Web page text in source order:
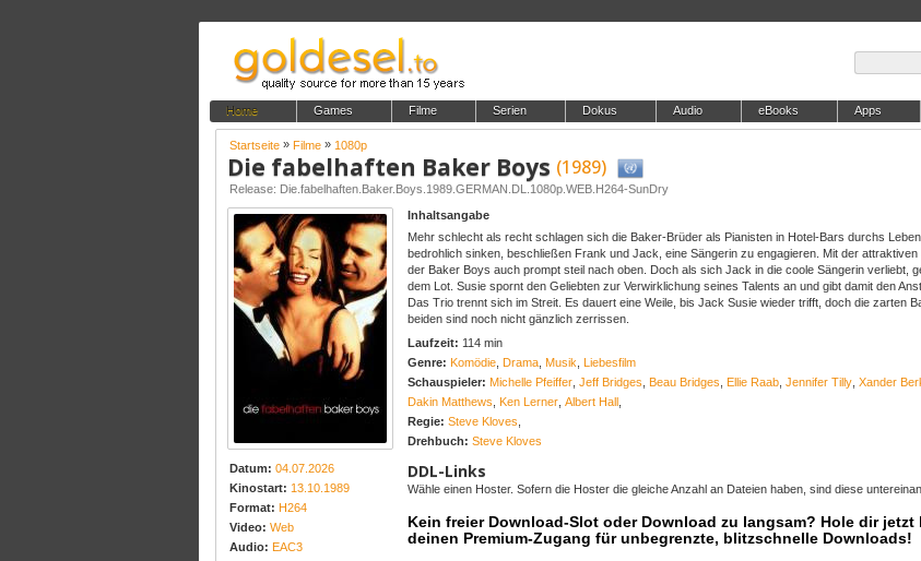
Home Games Filme Serien Dokus Audio eBooks Apps
Startseite » Filme » 1080p
Die fabelhaften Baker Boys (1989)
Release: Die.fabelhaften.Baker.Boys.1989.GERMAN.DL.1080p.WEB.H264-SunDry
Datum: 04.07.2026
Kinostart: 13.10.1989
Format: H264
Video: Web
Audio: EAC3
Inhaltsangabe
Mehr schlecht als recht schlagen sich die Baker-Brüder als Pianisten in Hotel-Bars durchs
bedrohlich sinken, beschließen Frank und Jack, eine Sängerin zu engagieren. Mit der
der Baker Boys auch prompt steil nach oben. Doch als sich Jack in die coole Sängerin verliebt,
dem Lot. Susie spornt den Geliebten zur Verwirklichung seines Talents an und gibt damit den
Das Trio trennt sich im Streit. Es dauert eine Weile, bis Jack Susie wieder trifft, doch die zarten
beiden sind noch nicht gänzlich zerrissen.
Laufzeit: 114 min
Genre: Komödie Drama Musik
Liebesfilm
Schauspieler: Michelle Pfeiffer Jeff Bridges Beau Bridges Ellie Raab Jennifer Tilly Xander
Dakin Matthews
Ken Lerner Albert Hall
Regie: Steve Kloves
Drehbuch: Steve Kloves
DDL-Links
Wähle einen Hoster. Sofern die Hoster die gleiche Anzahl an Dateien haben, sind diese
Kein freier Download-Slot oder Download zu langsam? Hole dir jetzt
deinen Premium-Zugang für unbegrenzte, blitzschnelle Downloads!